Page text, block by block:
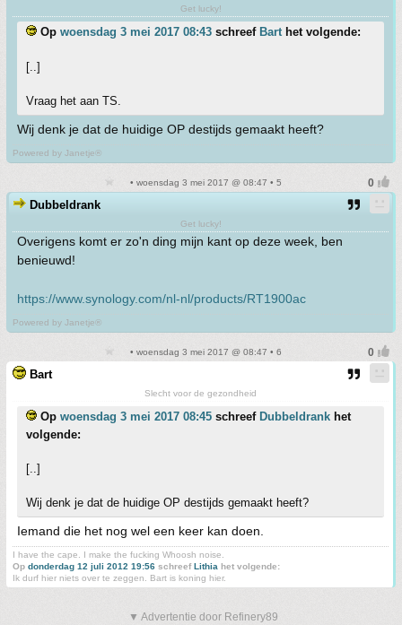
Get lucky!
Op woensdag 3 mei 2017 08:43 schreef Barthet volgende:
[..]
Vraag het aan TS.
Wij denk je dat de huidige OP destijds gemaakt heeft?
Powered by Janetje®
• woensdag 3 mei 2017 @ 08:47 • 5
Dubbeldrank
Get lucky!
Overigens komt er zo'n ding mijn kant op deze week, ben
benieuwd!
https://www.synology.com/nl-nl/products/RT1900ac
Powered by Janetje®
• woensdag 3 mei 2017 @ 08:47 • 6
Bart
Slecht voor de gezondheid
Op woensdag 3 mei 2017 08:45 schreef Dubbeldrank het
volgende:
[..]
Wij denk je dat de huidige OP destijds gemaakt heeft?
Iemand die het nog wel een keer kan doen.
I have the cape. I make the fucking Whoosh noise.
Op donderdag 12 juli 2012 19:56 schreefLithia het volgende:
Ik durf hier niets over te zeggen. Bart is koning hier.
▼ Advertentie door Refinery89